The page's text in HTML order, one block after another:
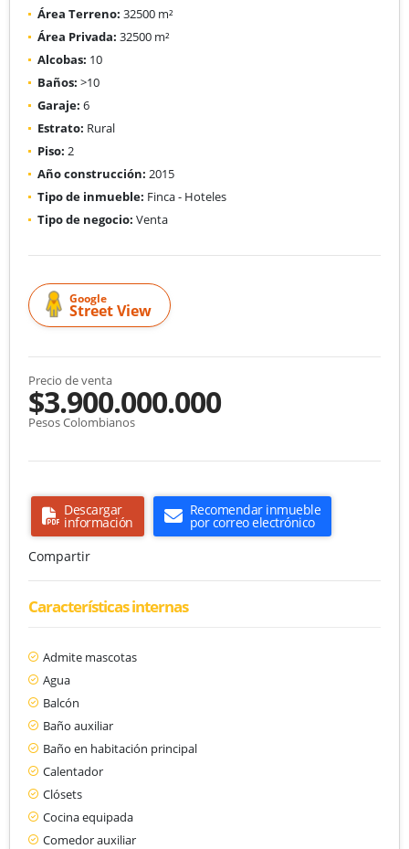
Área Terreno: 32500 m²
Área Privada: 32500 m²
Alcobas: 10
Baños: >10
Garaje: 6
Estrato: Rural
Piso: 2
Año construcción: 2015
Tipo de inmueble: Finca - Hoteles
Tipo de negocio: Venta
Google
Street View
Precio de venta
$3.900.000.000
Pesos Colombianos
Descargar
información
Recomendar inmueble
por correo electrónico
Compartir
Características internas
Admite mascotas
Agua
Balcón
Baño auxiliar
Baño en habitación principal
Calentador
Clósets
Cocina equipada
Comedor auxiliar